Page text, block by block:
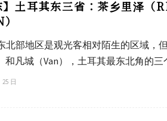
】土耳其东三省：茶乡里泽
北部地区是观光客相对陌生的区域，
和凡城（Van），土耳其最东北角的
25 日